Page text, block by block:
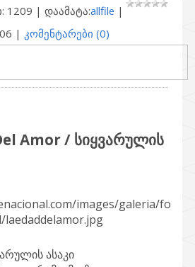
1209 | დაამატა:allfile |
| კომენტარები (0)
Amor / სიყვარულის
ასაკი